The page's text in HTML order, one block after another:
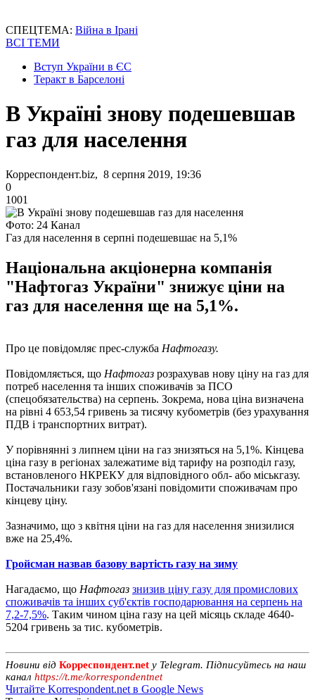
СПЕЦТЕМА: Війна в Ірані
ВСІ ТЕМИ
Вступ України в ЄС
Теракт в Барселоні
В Україні знову подешевшав
газ для населення
Корреспондент.biz, 8 серпня 2019, 19:36
0
1001
Фото: 24 Канал
Газ для населення в серпні подешевшає на 5,1%
Національна акціонерна компанія
"Нафтогаз України" знижує ціни на
газ для населення ще на 5,1%.
Про це повідомляє прес-служба Нафтогазу.
Повідомляється, що Нафтогаз розрахував нову ціну на газ для
потреб населення та інших споживачів за ПСО
(спецобязательства) на серпень. Зокрема, нова ціна визначена
на рівні 4 653,54 гривень за тисячу кубометрів (без урахування
ПДВ і транспортних витрат).
У порівнянні з липнем ціни на газ знизяться на 5,1%. Кінцева
ціна газу в регіонах залежатиме від тарифу на розподіл газу,
встановленого НКРЕКУ для відповідного обл- або міськгазу.
Постачальники газу зобов'язані повідомити споживачам про
кінцеву ціну.
Зазначимо, що з квітня ціни на газ для населення знизилися
вже на 25,4%.
Гройсман назвав базову вартість газу на зиму
Нагадаємо, що Нафтогаз знизив ціну газу для промислових
споживачів та інших суб'єктів господарювання на серпень на
7,2-7,5%. Таким чином ціна газу на цей місяць складе 4640-
5204 гривень за тис. кубометрів.
Новини від Корреспондент.net у Telegram. Підписуйтесь на наш
канал https://t.me/korrespondentnet
Читайте Korrespondent.net в Google News